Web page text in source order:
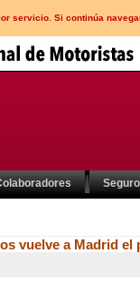
servicio. Si continúa
vuelve a Madrid el